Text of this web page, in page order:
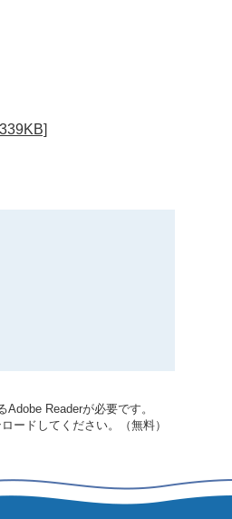
Readerが必要です。
ードしてください。（無料）